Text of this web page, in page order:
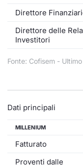
Direttore
Direttore delle
Investitori
Fonte: Cofisem -
Dati principali
MILLENIUM
Fatturato
Proventi dalle